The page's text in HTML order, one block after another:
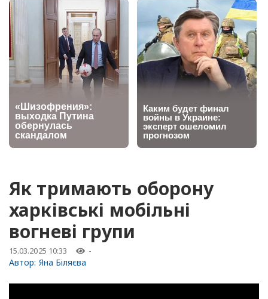
Як тримають оборону
харківські мобільні
вогневі групи
15.03.2025 10:33 -
Автор: Яна Біляєва